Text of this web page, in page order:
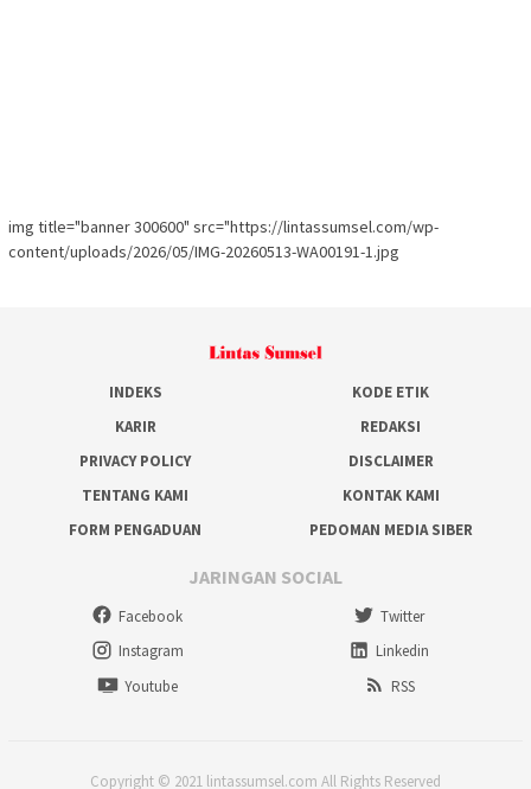
img title="banner 300600" src="https://lintassumsel.com/wp-
content/uploads/2026/05/IMG-20260513-WA00191-1.jpg
INDEKS
KODE ETIK
KARIR
REDAKSI
PRIVACY POLICY
DISCLAIMER
TENTANG KAMI
KONTAK KAMI
FORM PENGADUAN
PEDOMAN MEDIA SIBER
JARINGAN SOCIAL
Facebook
Twitter
Instagram
Linkedin
Youtube
RSS
Copyright © 2021 lintassumsel.com All Rights Reserved